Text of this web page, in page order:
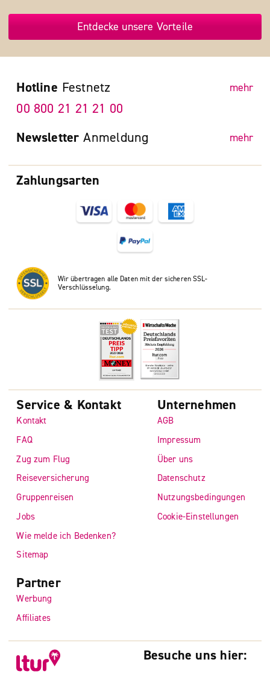
Entdecke unsere Vorteile
Zahlungsarten
Wir übertragen alle Daten mit der sicheren SSL-
Verschlüsselung.
Hotline Festnetz mehr
00 800 21 21 21 00
Newsletter Anmeldung mehr
Service & Kontakt
Kontakt
FAQ
Zug zum Flug
Reiseversicherung
Gruppenreisen
Jobs
Wie melde ich Bedenken?
Sitemap
Unternehmen
AGB
Impressum
Über uns
Datenschutz
Nutzungsbedingungen
Cookie-Einstellungen
Partner
Werbung
Affiliates
Besuche uns hier: